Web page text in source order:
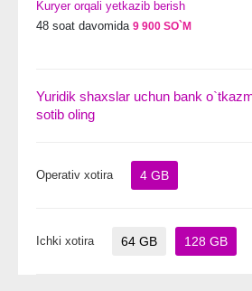
Kuryer orqali yetkazib berish
48 soat davomida 9 900 SO`M
Yuridik shaxslar uchun bank
sotib oling
Operativ xotira 4 GB
Ichki xotira 64 GB 128 GB